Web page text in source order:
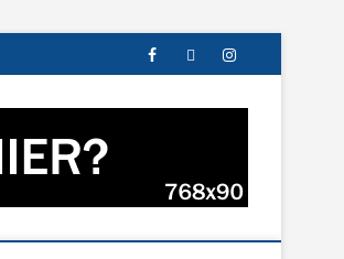
facebooktwitterinstagram
en